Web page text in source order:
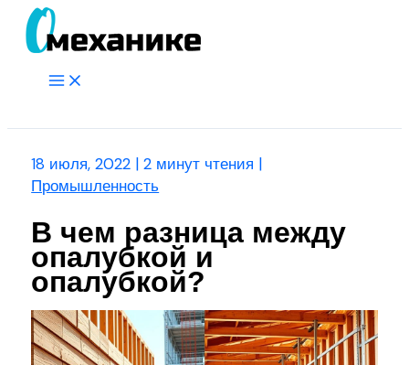
Перейти
Main
18 июля, 2022 |2 минут чтения |
Промышленность
В чем разница между
опалубкой и
опалубкой?